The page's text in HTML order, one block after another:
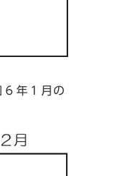
年１月の